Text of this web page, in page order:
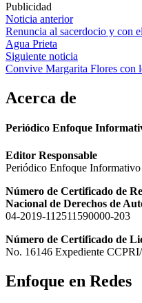
Publicidad
Navegación
de
entradas
Noticia anterior
Renuncia al sacerdocio y con
Agua Prieta
Siguiente noticia
Convive Margarita Flores con
Acerca de
Periódico Enfoque
Editor Responsable
Periódico Enfoque
Número de Certificado de
Nacional de Derechos de
04-2019-112511590000-203
Número de Certificado de
No. 16146 Expediente
Enfoque en Redes